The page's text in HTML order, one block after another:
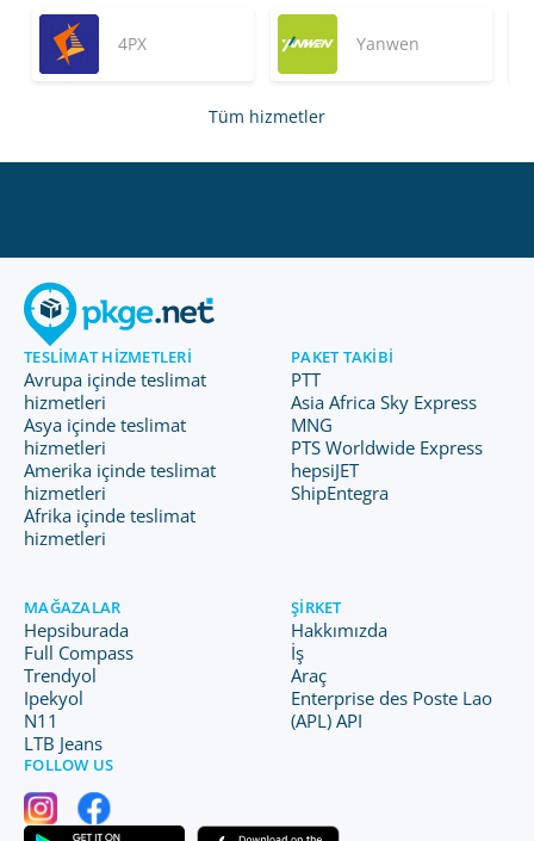
4PX Yanwen
Tüm hizmetler
TESLIMAT HIZMETLERI
Avrupa içinde teslimat
hizmetleri
Asya içinde teslimat
hizmetleri
Amerika içinde teslimat
hizmetleri
Afrika içinde teslimat
hizmetleri
PAKET TAKIBI
PTT
Asia Africa Sky Express
MNG
PTS Worldwide Express
hepsiJET
ShipEntegra
MAĞAZALAR
Hepsiburada
Full Compass
Trendyol
Ipekyol
N11
LTB Jeans
ŞIRKET
Hakkımızda
İş
Araç
Enterprise des Poste Lao
(APL) API
FOLLOW US